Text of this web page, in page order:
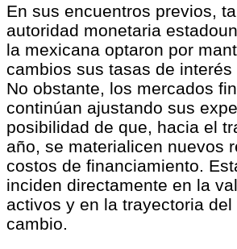
En sus encuentros previos,
autoridad monetaria
la mexicana optaron por
cambios sus tasas de interés
No obstante, los mercados
continúan ajustando sus
posibilidad de que, hacia el
año, se materialicen nuevos
costos de financiamiento.
inciden directamente en la
activos y en la trayectoria del
cambio.